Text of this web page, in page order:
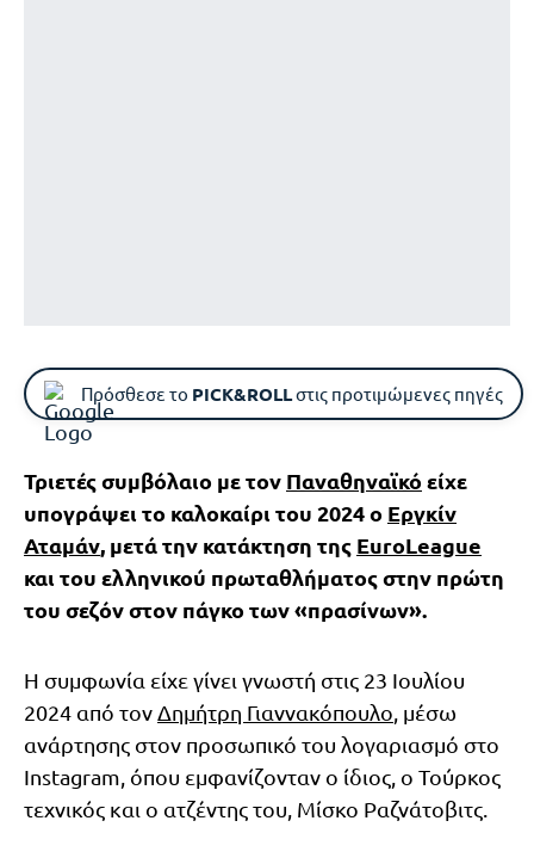
Πρόσθεσε το PICK&ROLLστις προτιμώμενες πηγές
Τριετές συμβόλαιο με τον Παναθηναϊκό είχε
υπογράψει το καλοκαίρι του 2024 ο Εργκίν
Αταμάν, μετά την κατάκτηση της EuroLeague
και του ελληνικού πρωταθλήματος στην πρώτη
του σεζόν στον πάγκο των «πρασίνων».
Η συμφωνία είχε γίνει γνωστή στις 23 Ιουλίου
2024 από τον Δημήτρη Γιαννακόπουλο , μέσω
ανάρτησης στον προσωπικό του λογαριασμό στο
Instagram, όπου εμφανίζονταν ο ίδιος, ο Τούρκος
τεχνικός και ο ατζέντης του, Μίσκο Ραζνάτοβιτς.